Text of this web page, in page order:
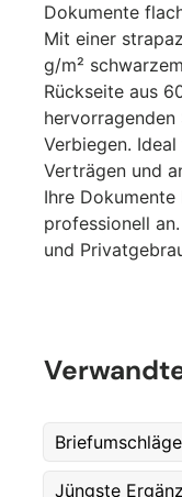
Last Name
Dokumente
Mit einer
g/m²
Rückseite aus
Verbiegen.
Verträgen und
Ihre
professionell
und
Jüngste